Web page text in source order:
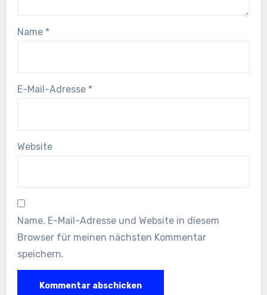
Name *
E-Mail-Adresse *
Website
Name, E-Mail-Adresse und Website in diesem
Browser für meinen nächsten Kommentar
speichern.